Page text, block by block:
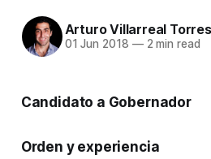
Arturo Villarreal Torres
01 Jun 2018 —2 min read
Candidato a Gobernador
Orden y experiencia